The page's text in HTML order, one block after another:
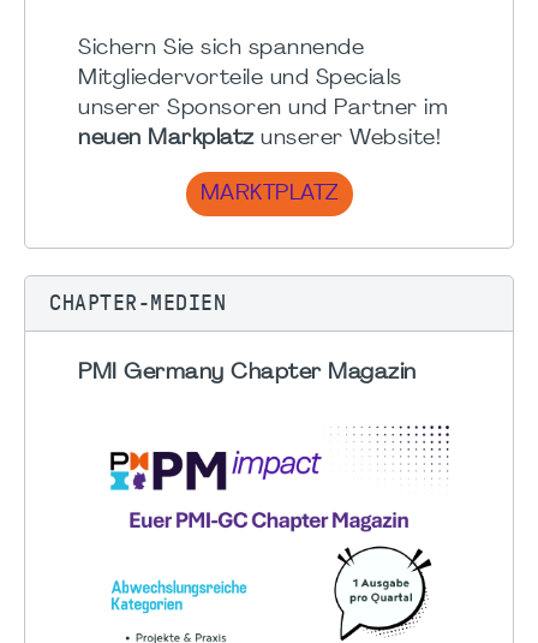
Sichern Sie sich spannende
Mitgliedervorteile und Specials
unserer Sponsoren und Partner im
neuen Markplatzunserer Website!
MARKTPLATZ
CHAPTER-MEDIEN
PMI Germany Chapter Magazin